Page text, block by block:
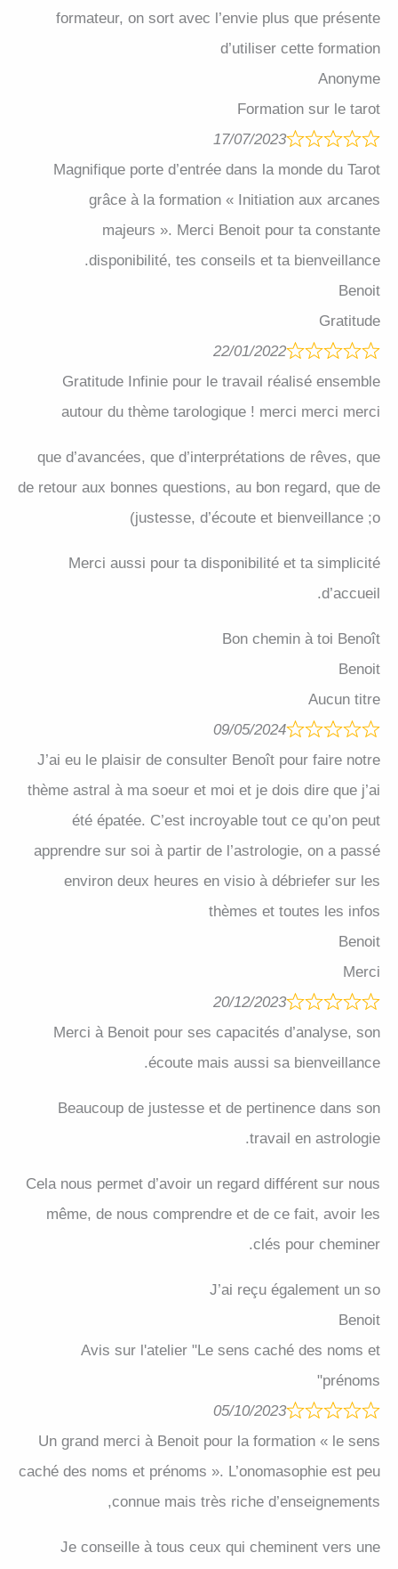
formateur, on sort avec l’envie plus que présente
d’utiliser cette formation
Anonyme
Formation sur le tarot
17/07/2023
Magnifique porte d’entrée dans la monde du Tarot
grâce à la formation « Initiation aux arcanes
majeurs ». Merci Benoit pour ta constante
disponibilité, tes conseils et ta bienveillance.
Benoit
Gratitude
22/01/2022
Gratitude Infinie pour le travail réalisé ensemble
autour du thème tarologique ! merci merci merci
que d’avancées, que d’interprétations de rêves, que
de retour aux bonnes questions, au bon regard, que de
justesse, d’écoute et bienveillance ;o)
Merci aussi pour ta disponibilité et ta simplicité
d’accueil.
Bon chemin à toi Benoît
Benoit
Aucun titre
09/05/2024
J’ai eu le plaisir de consulter Benoît pour faire notre
thème astral à ma soeur et moi et je dois dire que j’ai
été épatée. C’est incroyable tout ce qu’on peut
apprendre sur soi à partir de l’astrologie, on a passé
environ deux heures en visio à débriefer sur les
thèmes et toutes les infos
Benoit
Merci
20/12/2023
Merci à Benoit pour ses capacités d’analyse, son
écoute mais aussi sa bienveillance.
Beaucoup de justesse et de pertinence dans son
travail en astrologie.
Cela nous permet d’avoir un regard différent sur nous
même, de nous comprendre et de ce fait, avoir les
clés pour cheminer.
J’ai reçu également un so
Benoit
Avis sur l'atelier "Le sens caché des noms et
prénoms"
05/10/2023
Un grand merci à Benoit pour la formation « le sens
caché des noms et prénoms ». L’onomasophie est peu
connue mais très riche d’enseignements,
Je conseille à tous ceux qui cheminent vers une